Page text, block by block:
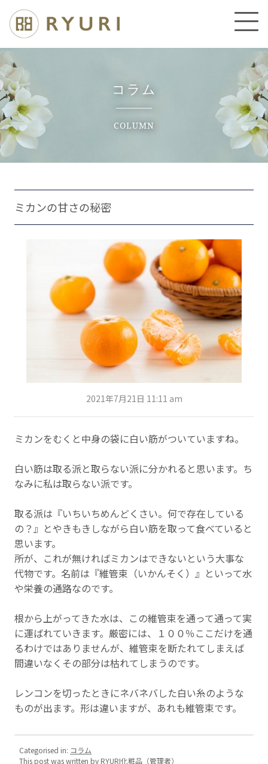
コラム
COLUMN
ミカンの甘さの秘密
2021年7月21日 11:11 am
ミカンをむくと中身の袋に白い筋がついていますね。
白い筋は取る派と取らない派に分かれると思います。ち
なみに私は取らない派です。
取る派は『いちいちめんどくさい。何で存在している
の？』とやきもきしながら白い筋を取って食べていると
思います。
所が、これが無ければミカンはできないという大事な
代物です。名前は『維管束（いかんそく）』といって水
や栄養の通路なのです。
根から上がってきた水は、この維管束を通って通って実
に運ばれていきます。厳密には、１００％ここだけを通
るわけではありませんが、維管束を断たれてしまえば
間違いなくその部分は枯れてしまうのです。
レンコンを切ったときにネバネバした白い糸のような
ものが出ます。形は違いますが、あれも維管束です。
Categorised in: コラム
This post was written by RYURI化粧品（管理者）